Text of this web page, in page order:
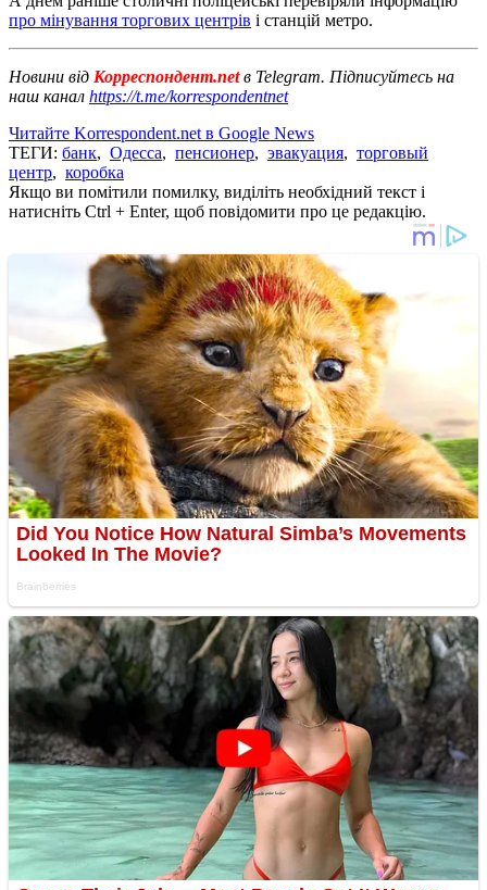
про мінування торгових центрів і станцій метро.
Новини від Корреспондент.netв Telegram. Підписуйтесь на
наш канал https://t.me/korrespondentnet
Читайте Korrespondent.net в Google News
ТЕГИ: банк, Одесса, пенсионер, эвакуация, торговый
центр, коробка
Якщо ви помітили помилку, виділіть необхідний текст і
натисніть Ctrl + Enter, щоб повідомити про це редакцію.